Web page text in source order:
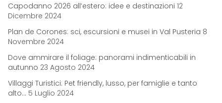
Capodanno 2026 all’estero: idee e destinazioni 12
Dicembre 2024
Plan de Corones: sci, escursioni e musei in Val Pusteria 8
Novembre 2024
Dove ammirare il foliage: panorami indimenticabili in
autunno 23 Agosto 2024
Villaggi Turistici: Pet friendly, lusso, per famiglie e tanto
alto… 5 Luglio 2024